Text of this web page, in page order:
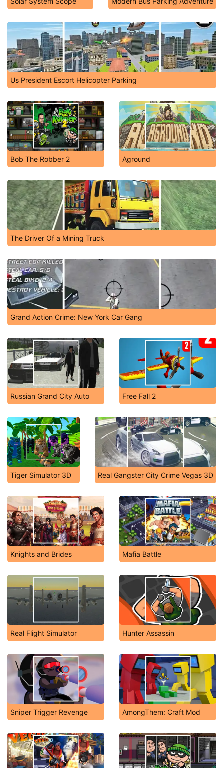
Us President Escort Helicopter Parking
Bob The Robber 2 Aground
The Driver Of a Mining Truck
Grand Action Crime: New York Car Gang
Russian Grand City Auto Free Fall 2
Tiger Simulator 3D Real Gangster City Crime Vegas 3D
Knights and Brides Mafia Battle
Real Flight Simulator Hunter Assassin
Sniper Trigger Revenge AmongThem: Craft Mod